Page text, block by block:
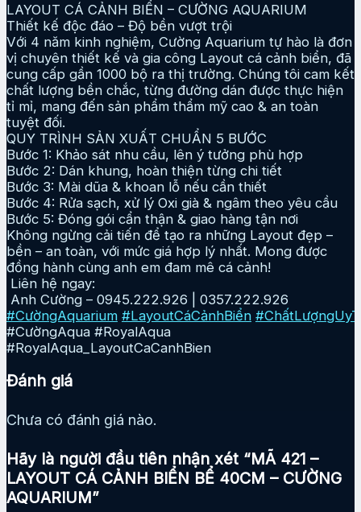
LAYOUT CÁ CẢNH BIỂN – CƯỜNG AQUARIUM
Thiết kế độc đáo – Độ bền vượt trội
Với 4 năm kinh nghiệm, Cường Aquarium tự hào là đơn
vị chuyên thiết kế và gia công Layout cá cảnh biển, đã
cung cấp gần 1000 bộ ra thị trường. Chúng tôi cam kết
chất lượng bền chắc, từng đường dán được thực hiện
tỉ mỉ, mang đến sản phẩm thẩm mỹ cao & an toàn
tuyệt đối.
QUY TRÌNH SẢN XUẤT CHUẨN 5 BƯỚC
Bước 1: Khảo sát nhu cầu, lên ý tưởng phù hợp
Bước 2: Dán khung, hoàn thiện từng chi tiết
Bước 3: Mài dũa & khoan lỗ nếu cần thiết
Bước 4: Rửa sạch, xử lý Oxi già & ngâm theo yêu cầu
Bước 5: Đóng gói cẩn thận & giao hàng tận nơi
Không ngừng cải tiến để tạo ra những Layout đẹp –
bền – an toàn, với mức giá hợp lý nhất. Mong được
đồng hành cùng anh em đam mê cá cảnh!
Liên hệ ngay:
Anh Cường – 0945.222.926 | 0357.222.926
#CườngAquarium #LayoutCáCảnhBiển
#CườngAqua #RoyalAqua
#RoyalAqua_LayoutCaCanhBien
Đánh giá
Chưa có đánh giá nào.
Hãy là người đầu tiên nhận xét “MÃ 421 –
LAYOUT CÁ CẢNH BIỂN BỂ 40CM – CƯỜNG
AQUARIUM”